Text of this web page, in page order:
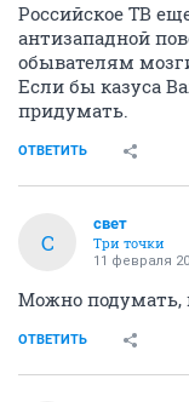
Российское ТВ
антизападной
обывателям
Если бы казуса
придумать.
ОТВЕТИТЬ
С
свет
Три точки
11 февраля
Можно подумать,
ОТВЕТИТЬ